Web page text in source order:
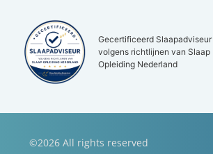
Gecertificeerd Slaapadviseur
volgens richtlijnen van Slaap
Opleiding Nederland
©2026 All rights reserved